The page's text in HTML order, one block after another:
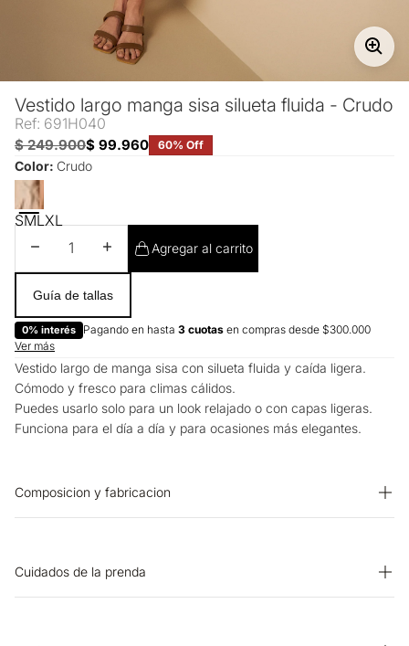
Vestido largo manga sisa silueta fluida - Crudo
Ref: 691H040
$ 249.900$ 99.960 60% Off
Color: Crudo
SML XL
Disminuir cantidadAumentar cantidad
Agregar al carrito
Guía de tallas
0% interés Pagando en hasta 3 cuotas en compras desde $300.000
Ver más
Vestido largo de manga sisa con silueta fluida y caída ligera.
Cómodo y fresco para climas cálidos.
Puedes usarlo solo para un look relajado o con capas ligeras.
Funciona para el día a día y para ocasiones más elegantes.
Composicion y fabricacion
Cuidados de la prenda